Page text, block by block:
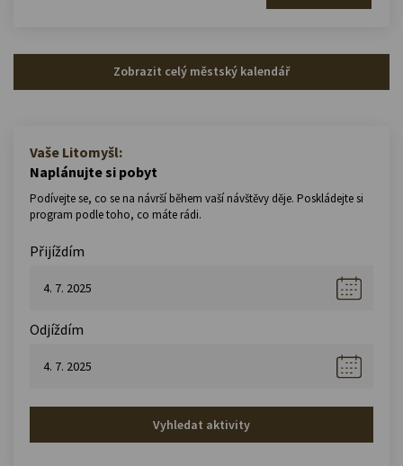
Zobrazit celý městský kalendář
Vaše Litomyšl:
Naplánujte si pobyt
Podívejte se, co se na návrší během vaší návštěvy děje. Poskládejte si
program podle toho, co máte rádi.
Přijíždím
Odjíždím
Vyhledat aktivity